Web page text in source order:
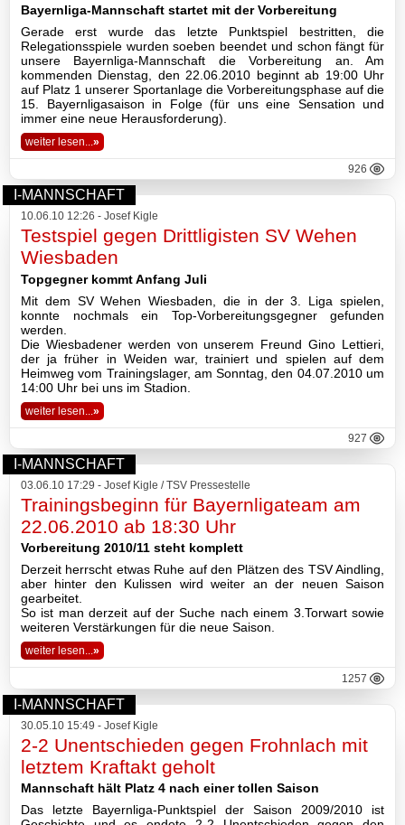
Bayernliga-Mannschaft startet mit der Vorbereitung
Gerade erst wurde das letzte Punktspiel bestritten, die
Relegationsspiele wurden soeben beendet und schon fängt für
unsere Bayernliga-Mannschaft die Vorbereitung an. Am
kommenden Dienstag, den 22.06.2010 beginnt ab 19:00 Uhr
auf Platz 1 unserer Sportanlage die Vorbereitungsphase auf die
15. Bayernligasaison in Folge (für uns eine Sensation und
immer eine neue Herausforderung).
weiter lesen...»
926
I-MANNSCHAFT
10.06.10 12:26 - Josef Kigle
Testspiel gegen Drittligisten SV Wehen
Wiesbaden
Topgegner kommt Anfang Juli
Mit dem SV Wehen Wiesbaden, die in der 3. Liga spielen,
konnte nochmals ein Top-Vorbereitungsgegner gefunden
werden.
Die Wiesbadener werden von unserem Freund Gino Lettieri,
der ja früher in Weiden war, trainiert und spielen auf dem
Heimweg vom Trainingslager, am Sonntag, den 04.07.2010 um
14:00 Uhr bei uns im Stadion.
weiter lesen... »
927
I-MANNSCHAFT
03.06.10 17:29 - Josef Kigle / TSV Pressestelle
Trainingsbeginn für Bayernligateam am
22.06.2010 ab 18:30 Uhr
Vorbereitung 2010/11 steht komplett
Derzeit herrscht etwas Ruhe auf den Plätzen des TSV Aindling,
aber hinter den Kulissen wird weiter an der neuen Saison
gearbeitet.
So ist man derzeit auf der Suche nach einem 3.Torwart sowie
weiteren Verstärkungen für die neue Saison.
weiter lesen...»
1257
I-MANNSCHAFT
30.05.10 15:49 - Josef Kigle
2-2 Unentschieden gegen Frohnlach mit
letztem Kraftakt geholt
Mannschaft hält Platz 4 nach einer tollen Saison
Das letzte Bayernliga-Punktspiel der Saison 2009/2010 ist